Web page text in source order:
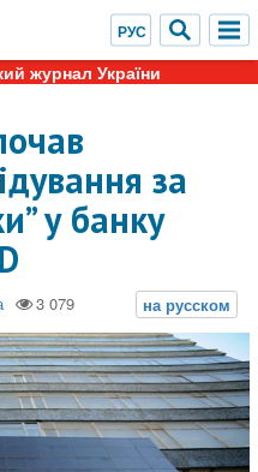
журнал України
за
у банку